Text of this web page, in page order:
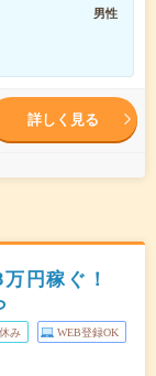
男性
詳しく見る
円稼ぐ！
み WEB登録OK